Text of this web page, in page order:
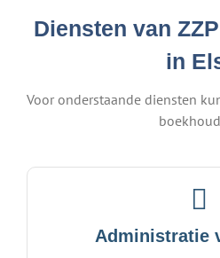
Diensten van
in
Voor onderstaande diensten
Administratie